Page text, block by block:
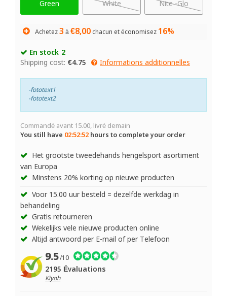
Green White Nite -Glo
Achetez3 à€8,00 chacun et économisez 16%
En stock 2
Shipping cost: €4.75 Informations additionnelles
-fototext1
-fototext2
Commandé avant 15.00, livré demain
You still have 02:52:52 hours to complete your order
Het grootste tweedehands hengelsport asortiment
van Europa
Minstens 20% korting op nieuwe producten
Voor 15.00 uur besteld = dezelfde werkdag in
behandeling
Gratis retourneren
Wekelijks vele nieuwe producten online
Altijd antwoord per E-mail of per Telefoon
9.5/10
2195 Évaluations
Kiyoh